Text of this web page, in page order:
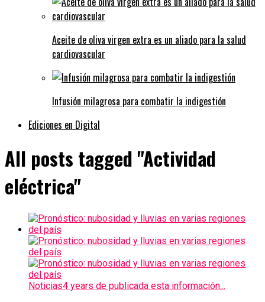
Aceite de oliva virgen extra es un aliado para la salud
cardiovascular
Infusión milagrosa para combatir la indigestión
Ediciones en Digital
All posts tagged "Actividad
eléctrica"
Noticias4 years de publicada esta información...